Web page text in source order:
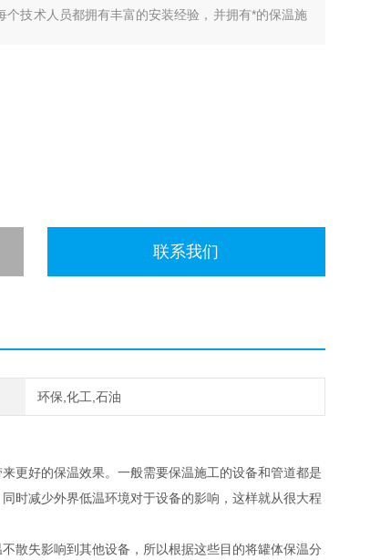
技术人员都拥有丰富的安装经验，并拥有*的保温施
联系我们
环保,化工,石油
更好的保温效果。一般需要保温施工的设备和管道都是
时减少外界低温环境对于设备的影响，这样就从很大程
散失影响到其他设备，所以根据这些目的将罐体保温分